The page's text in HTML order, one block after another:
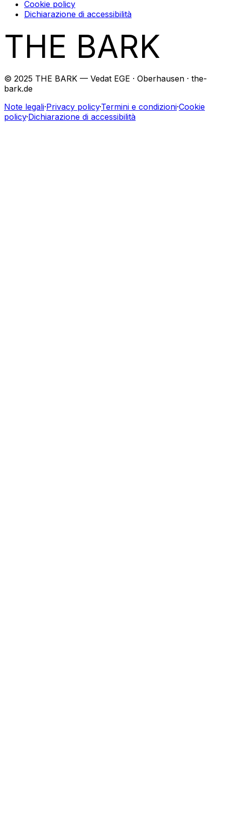
Cookie policy
Dichiarazione di accessibilità
THE BARK
© 2025 THE BARK — Vedat EGE · Oberhausen · the-
bark.de
Note legali·Privacy policy·Termini e condizioni·Cookie
policy·Dichiarazione di accessibilità